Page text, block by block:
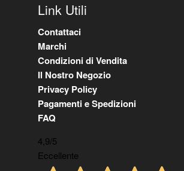
Link Utili
Contattaci
Marchi
Condizioni di Vendita
Il Nostro Negozio
Privacy Policy
Pagamenti e Spedizioni
FAQ
4,9/5
Eccellente